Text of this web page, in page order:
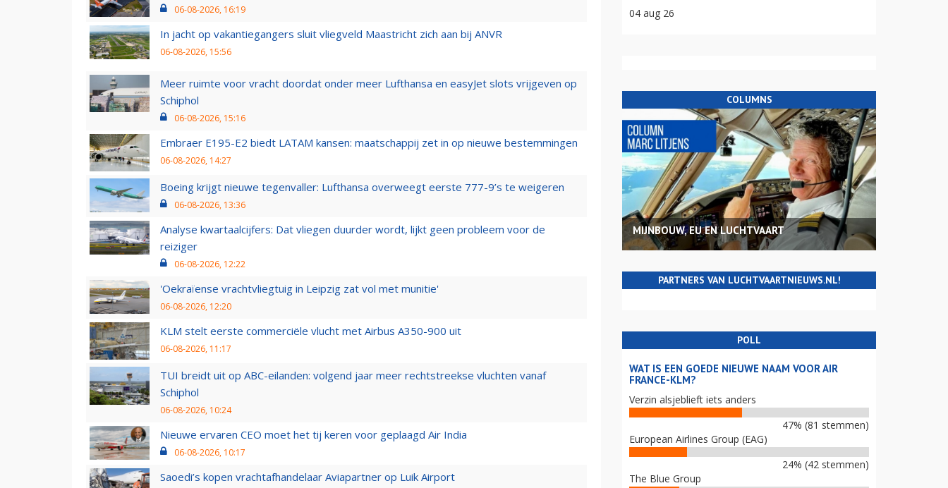
06-08-2026, 16:19
In jacht op vakantiegangers sluit vliegveld Maastricht zich aan bij ANVR
06-08-2026, 15:56
Meer ruimte voor vracht doordat onder meer Lufthansa en easyJet slots vrijgeven op
Schiphol
06-08-2026, 15:16
Embraer E195-E2 biedt LATAM kansen: maatschappij zet in op nieuwe bestemmingen
06-08-2026, 14:27
Boeing krijgt nieuwe tegenvaller: Lufthansa overweegt eerste 777-9’s te weigeren
06-08-2026, 13:36
Analyse kwartaalcijfers: Dat vliegen duurder wordt, lijkt geen probleem voor de
reiziger
06-08-2026, 12:22
'Oekraïense vrachtvliegtuig in Leipzig zat vol met munitie'
06-08-2026, 12:20
KLM stelt eerste commerciële vlucht met Airbus A350-900 uit
06-08-2026, 11:17
TUI breidt uit op ABC-eilanden: volgend jaar meer rechtstreekse vluchten vanaf
Schiphol
06-08-2026, 10:24
Nieuwe ervaren CEO moet het tij keren voor geplaagd Air India
06-08-2026, 10:17
Saoedi’s kopen vrachtafhandelaar Aviapartner op Luik Airport
04 aug 26
COLUMNS
MIJNBOUW, EU EN LUCHTVAART
PARTNERS VAN LUCHTVAARTNIEUWS.NL!
POLL
WAT IS EEN GOEDE NIEUWE NAAM VOOR AIR
FRANCE-KLM?
Verzin alsjeblieft iets anders
47% (81 stemmen)
European Airlines Group (EAG)
24% (42 stemmen)
The Blue Group